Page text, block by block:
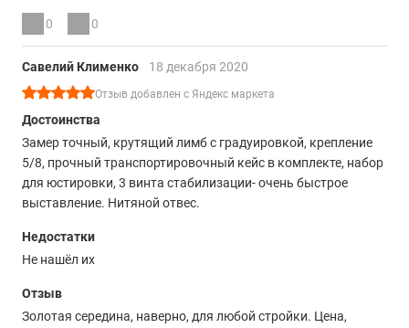
0 0
Савелий Клименко 18 декабря 2020
Отзыв добавлен с Яндекс маркета
Достоинства
Замер точный, крутящий лимб с градуировкой, крепление
5/8, прочный транспортировочный кейс в комплекте, набор
для юстировки, 3 винта стабилизации- очень быстрое
выставление. Нитяной отвес.
Недостатки
Не нашёл их
Отзыв
Золотая середина, наверно, для любой стройки. Цена,